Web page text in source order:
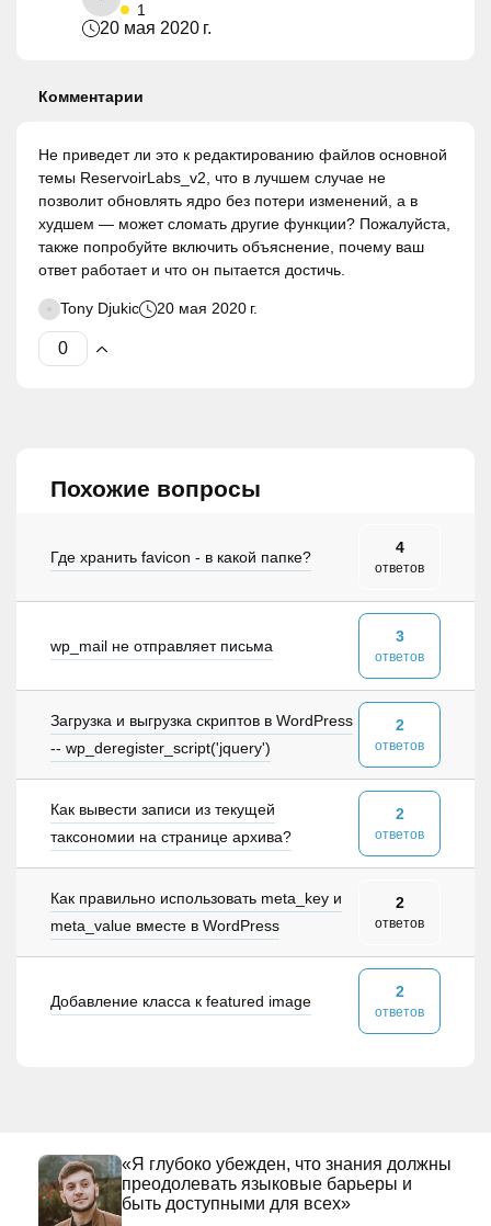
1
20 мая 2020 г.
Комментарии
Не приведет ли это к редактированию файлов основной
темы ReservoirLabs_v2, что в лучшем случае не
позволит обновлять ядро без потери изменений, а в
худшем — может сломать другие функции? Пожалуйста,
также попробуйте включить объяснение, почему ваш
ответ работает и что он пытается достичь.
Tony Djukic 20 мая 2020 г.
Похожие вопросы
Где хранить favicon - в какой папке?
4
ответов
wp_mail не отправляет письма
3
ответов
Загрузка и выгрузка скриптов в WordPress
-- wp_deregister_script('jquery')
2
ответов
Как вывести записи из текущей
таксономии на странице архива?
2
ответов
Как правильно использовать meta_key и
meta_value вместе в WordPress
2
ответов
Добавление класса к featured image
2
ответов
«Я глубоко убежден, что знания должны
преодолевать языковые барьеры и
быть доступными для всех»